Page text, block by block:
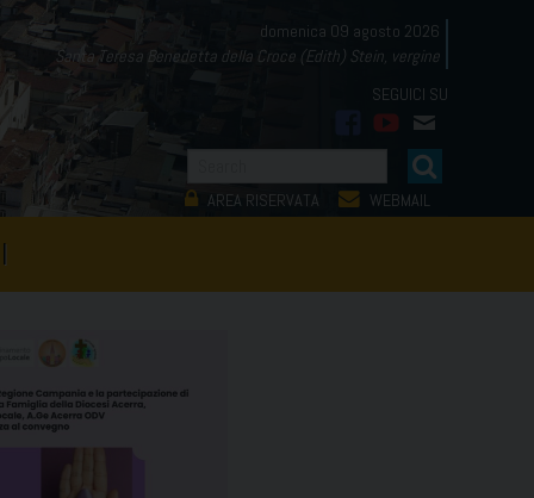
domenica 09 agosto 2026
Santa Teresa Benedetta della Croce (Edith) Stein, vergine
facebook
youtube
mail
AREA RISERVATA WEBMAIL